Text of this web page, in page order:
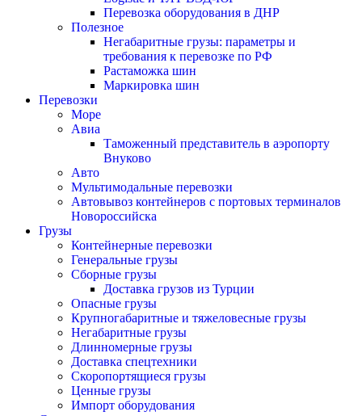
Перевозка оборудования в ДНР
Полезное
Негабаритные грузы: параметры и
требования к перевозке по РФ
Растаможка шин
Маркировка шин
Перевозки
Море
Авиа
Таможенный представитель в аэропорту
Внуково
Авто
Мультимодальные перевозки
Автовывоз контейнеров с портовых терминалов
Новороссийска
Грузы
Контейнерные перевозки
Генеральные грузы
Сборные грузы
Доставка грузов из Турции
Опасные грузы
Крупногабаритные и тяжеловесные грузы
Негабаритные грузы
Длинномерные грузы
Доставка спецтехники
Скоропортящиеся грузы
Ценные грузы
Импорт оборудования